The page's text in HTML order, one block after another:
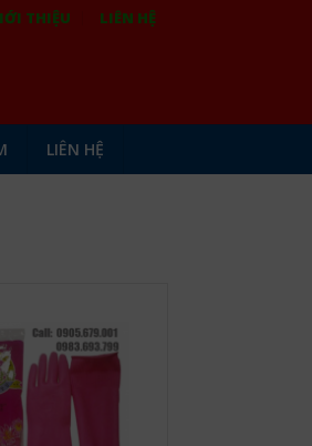
THIỆU LIÊN HỆ
LIÊN HỆ